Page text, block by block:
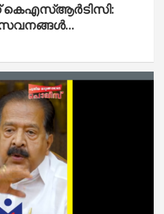
– മന്ത്രി സി പി